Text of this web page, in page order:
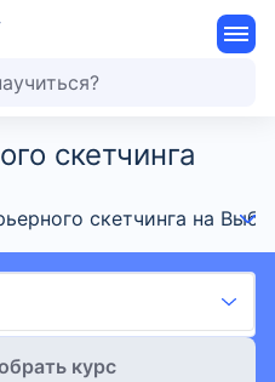
скетчинга
скетчинга на
курс